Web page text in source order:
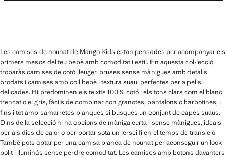
Les camises de nounat de Mango Kids estan pensades per acompanyar els
primers mesos del teu bebè amb comoditat i estil. En aquesta col·lecció
trobaràs camises de cotó lleuger, bruses sense mànigues amb detalls
brodats i camises amb coll bebè i textura suau, perfectes per a pells
delicades. Hi predominen els teixits 100% cotó i els tons clars com el blanc
trencat o el gris, fàcils de combinar con granotes, pantalons o barbotines, i
fins i tot amb samarretes blanques si busques un conjunt de capes suaus.
Dins de la selecció hi ha opcions de màniga curta i sense mànigues, ideals
per als dies de calor o per portar sota un jersei fi en el temps de transició.
També pots optar per una camisa blanca de nounat per aconseguir un look
polit i lluminós sense perdre comoditat. Les camises amb botons davanters